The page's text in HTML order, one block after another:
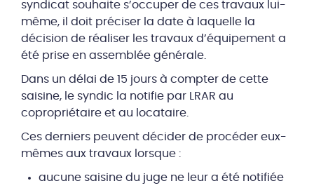
syndicat souhaite s’occuper de ces travaux lui-
même, il doit préciser la date à laquelle la
décision de réaliser les travaux d’équipement a
été prise en assemblée générale.
Dans un délai de 15 jours à compter de cette
saisine, le syndic la notifie par LRAR au
copropriétaire et au locataire.
Ces derniers peuvent décider de procéder eux-
mêmes aux travaux lorsque :
aucune saisine du juge ne leur a été notifiée